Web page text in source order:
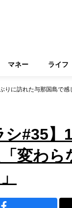
マネー ライフ
シ#35
変わら